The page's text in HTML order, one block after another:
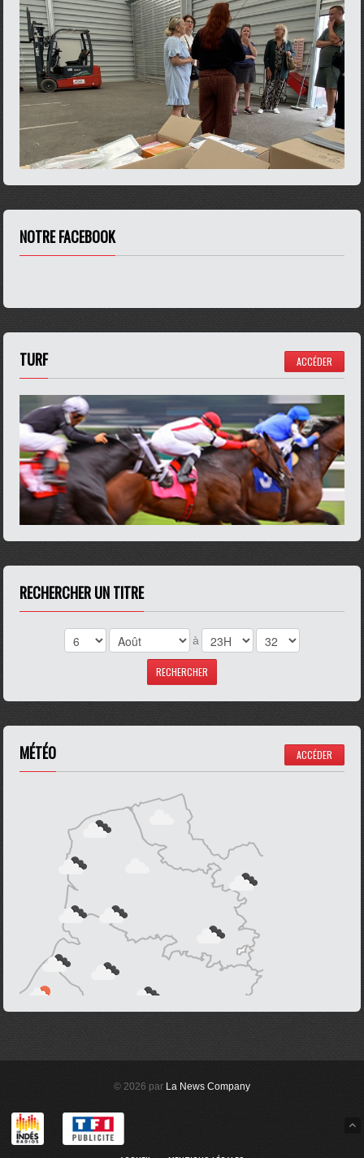
NOTRE FACEBOOK
TURF ACCÉDER
RECHERCHER UN TITRE
à
MÉTÉO ACCÉDER
© 2026 par La News Company